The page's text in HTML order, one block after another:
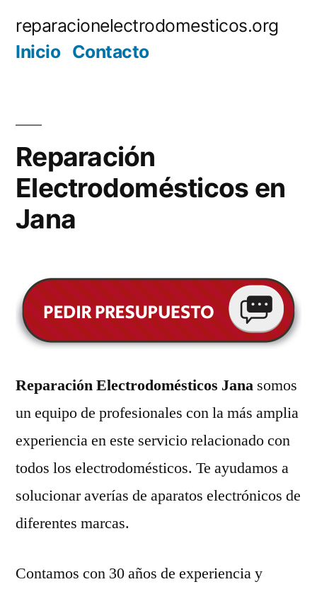
reparacionelectrodomesticos.org
Inicio Contacto
Reparación
Electrodomésticos en
Jana
Reparación Electrodomésticos Jana somos
un equipo de profesionales con la más amplia
experiencia en este servicio relacionado con
todos los electrodomésticos. Te ayudamos a
solucionar averías de aparatos electrónicos de
diferentes marcas.
Contamos con 30 años de experiencia y